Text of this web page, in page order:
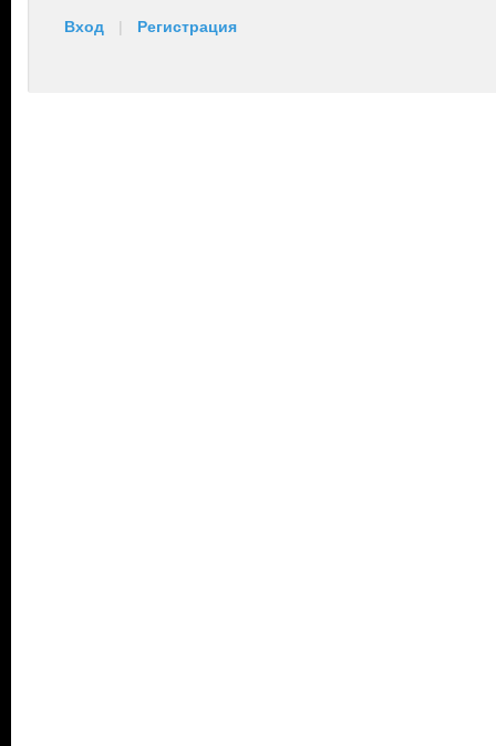
Вход | Регистрация